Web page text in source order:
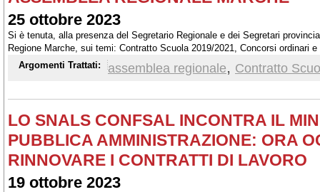
25 ottobre 2023
Si è tenuta, alla presenza del Segretario Regionale e dei Segretari
Regione Marche, sui temi: Contratto Scuola 2019/2021, Concorsi ordinari
quale ha partecipato il Segretario Generale, Elvira Serafini.
Argomenti Trattati: assemblea regionale, Contratto
LO SNALS CONFSAL INCONTRA IL
PUBBLICA AMMINISTRAZIONE: ORA
RINNOVARE I CONTRATTI DI LAVORO
19 ottobre 2023